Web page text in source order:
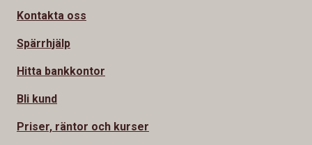
Kontakta oss
Spärrhjälp
Hitta bankkontor
Bli kund
Priser, räntor och kurser